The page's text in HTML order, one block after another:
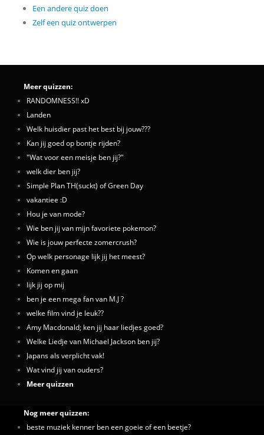
Een andere quiz doen
Zelf een quiz ontwerpen
Meer quizzen:
RANDOMNESS!! xD
Landen
Welk huisdier past het best bij jouw???
Kan jij goed op bontje rijden?
"Wat voor een meisje ben jij?"
welk dier ben jij?
Simple Plan TH(suckt) of Green Day
vakantiee :D
Hou je van mode?
Wie ben jij van mijn favoriete pokemon?
Wie is jouw perfecte zomercrush?
Op welk personage lijk jij het meest?
Komen en gaan
lijk jij op mij
ben je een mega fan van M.J ?
welke film vind je leuk??
Amy Macdonald; ken jij haar liedjes goed?
Welke Liedje van Michael Jackson ben jij?
Japans als verplicht vak!
Wat vind jij van ouders?
Meer quizzen
Nog meer quizzen:
beste muziek kenner ben een goeie of een beetje?